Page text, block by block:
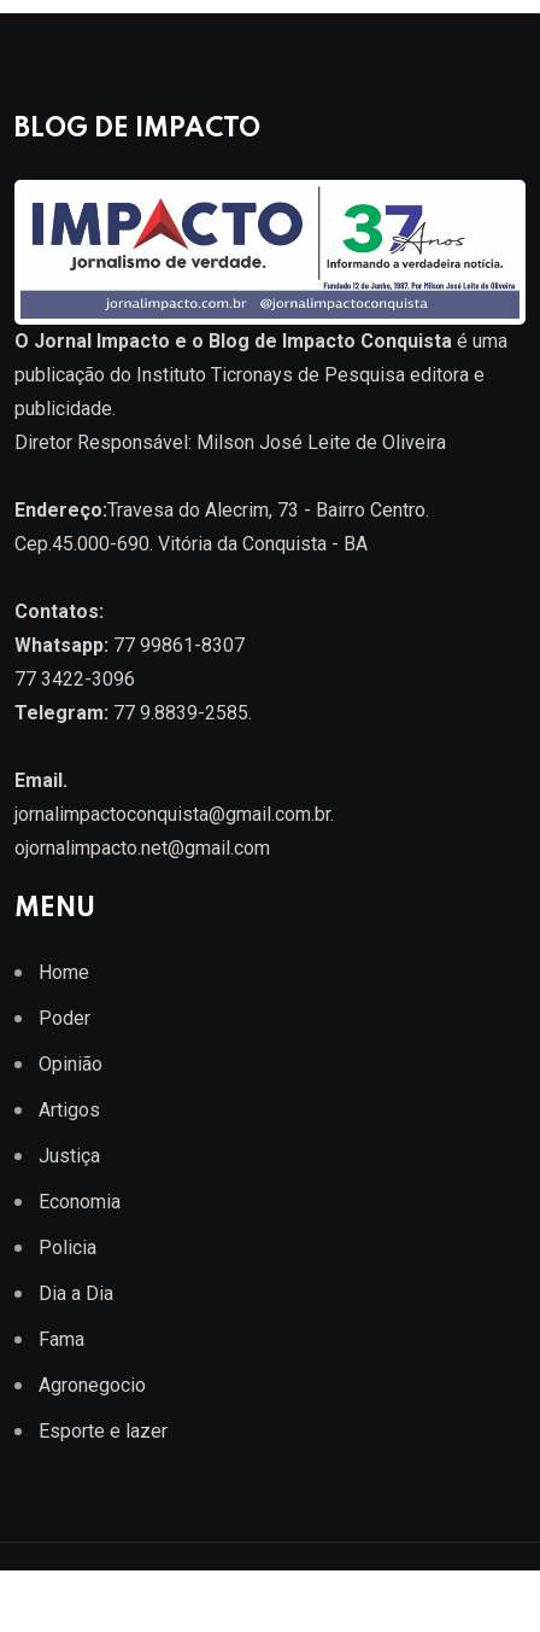
BLOG DE IMPACTO
O Jornal Impacto e o Blog de Impacto Conquista é uma
publicação do Instituto Ticronays de Pesquisa editora e
publicidade.
Diretor Responsável: Milson José Leite de Oliveira
Endereço:Travesa do Alecrim, 73 - Bairro Centro.
Cep.45.000-690. Vitória da Conquista - BA
Contatos:
Whatsapp: 77 99861-8307
77 3422-3096
Telegram: 77 9.8839-2585.
Email.
jornalimpactoconquista@gmail.com.br.
ojornalimpacto.net@gmail.com
MENU
Home
Poder
Opinião
Artigos
Justiça
Economia
Policia
Dia a Dia
Fama
Agronegocio
Esporte e lazer